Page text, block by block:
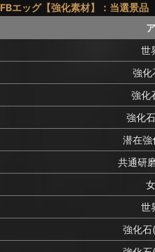
FBエッグ【強化素材】：当選景品
世
強化
強化
強化
潜在強
共通研
世
強化石